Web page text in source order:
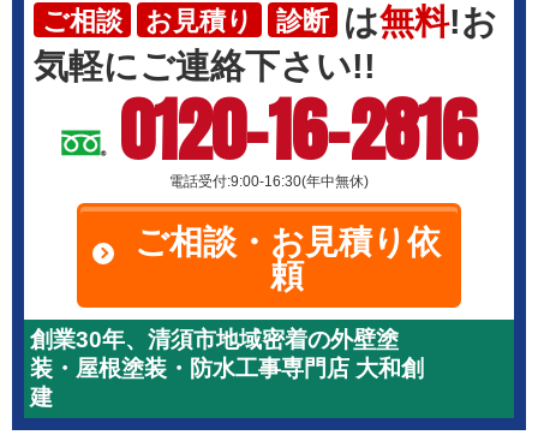
ご相談 お見積り 診断 は無料!お
気軽にご連絡下さい!!
0120-16-2816
電話受付:9:00-16:30(年中無休)
ご相談・お見積り依
頼
創業30年、清須市地域密着の外壁塗
装・屋根塗装・防水工事専門店 大和創
建